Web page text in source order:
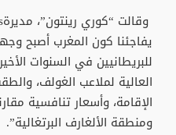
يفاجئنا كون المغرب أصبح
للبريطانيين في السنوات
العالية لملاعب الغولف،
الإقامة، وأسعار تنافسية
ومنطقة الألغارف البرتغالية”.